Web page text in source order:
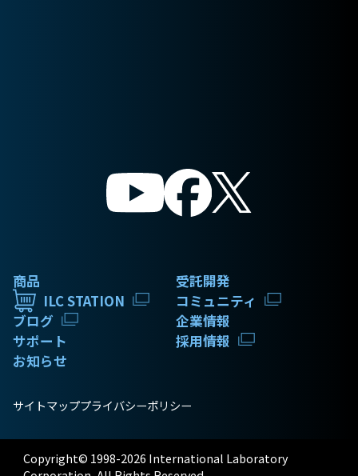
商品
受託開発
ILC STATION
コミュニティ
ブログ
企業情報
サポート
採用情報
お知らせ
サイトマッププライバシーポリシー
Copyright© 1998-2026 International Laboratory